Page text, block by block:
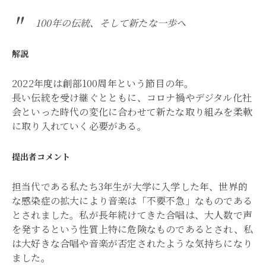
100年の伝統、そして新たな一歩へ
解説
2022年度は創部100周年という節目の年。
長い伝統を受け継ぐとともに、コロナ禍やデジタル化社
会といった時代の変化に合わせて新たな取り組みを柔軟
に取り入れていく必要がある。
提出者コメント
担当代である私たち3年生が大学に入学した年、世界的
な感染症の拡大により音楽は「不要不急」なものである
とされました。私が長年続けてきた合唱は、大人数で声
を発するという性質上特に危険なものであるとされ、私
は大好きな合唱や音楽が否定されたような気持ちになり
ました。